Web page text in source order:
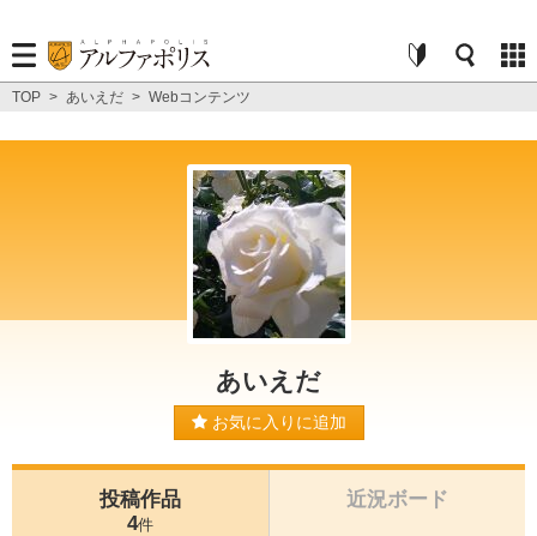
TOP > あいえだ > Webコンテンツ
あいえだ
お気に入りに追加
投稿作品
4件
近況ボード